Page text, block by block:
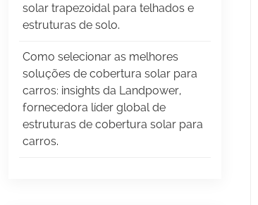
solar trapezoidal para telhados e
estruturas de solo.
Como selecionar as melhores
soluções de cobertura solar para
carros: insights da Landpower,
fornecedora líder global de
estruturas de cobertura solar para
carros.